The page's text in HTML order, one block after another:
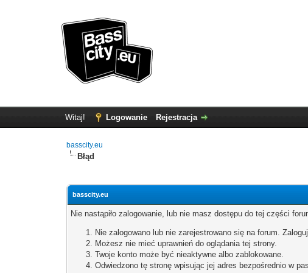
Witaj! Logowanie Rejestracja
basscity.eu
Błąd
basscity.eu
Nie nastąpiło zalogowanie, lub nie masz dostępu do tej części
Nie zalogowano lub nie zarejestrowano się na forum.
Możesz nie mieć uprawnień do oglądania tej strony.
Twoje konto może być nieaktywne albo zablokowane.
Odwiedzono tę stronę wpisując jej adres bezpośrednio w